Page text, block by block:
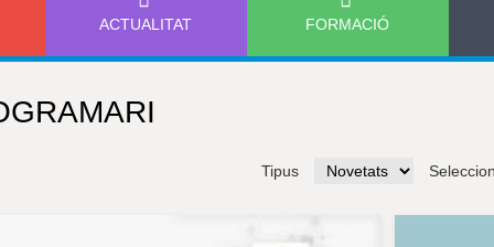
ACTUALITAT FORMACIÓ
Tipus